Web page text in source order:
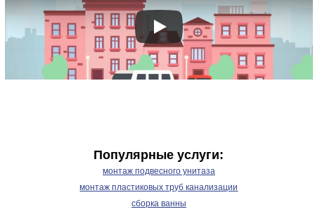
Популярные услуги:
монтаж подвесного унитаза
монтаж пластиковых труб канализации
сборка ванны